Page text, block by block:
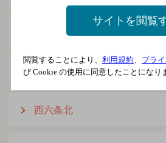
西四条北
西五条北
西六条北
サイトを閲覧
閲覧することにより、 利用規約 プラ
び Cookie の使用に同意したことになり